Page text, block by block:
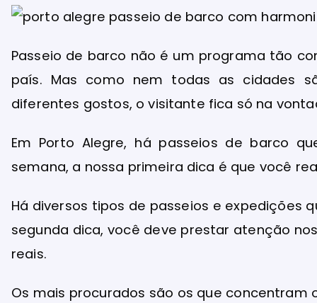
Passeio de barco não é um programa tão
país. Mas como nem todas as cidades
diferentes gostos, o visitante fica só na
Em Porto Alegre, há passeios de barco
semana, a nossa primeira dica é que você
Há diversos tipos de passeios e expedições
segunda dica, você deve prestar atenção
reais.
Os mais procurados são os que concentram